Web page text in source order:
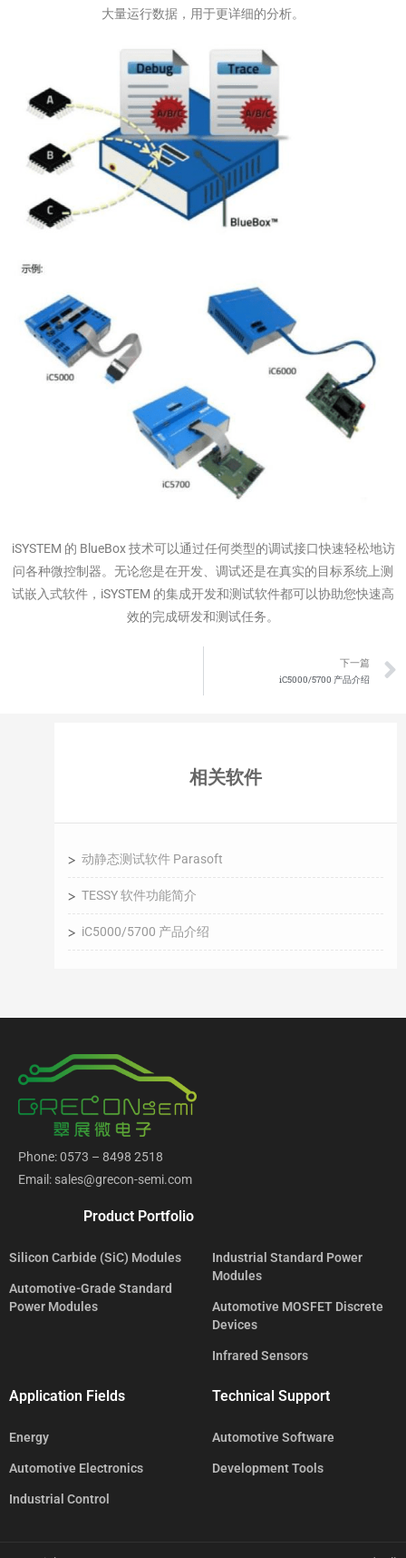
大量运行数据，用于更详细的分析。
iSYSTEM 的 BlueBox 技术可以通过任何类型的调试接口快速轻松地访
问各种微控制器。无论您是在开发、调试还是在真实的目标系统上测
试嵌入式软件，iSYSTEM 的集成开发和测试软件都可以协助您快速高
效的完成研发和测试任务。
下一篇
iC5000/5700 产品介绍
相关软件
动静态测试软件 Parasoft
TESSY 软件功能简介
iC5000/5700 产品介绍
Phone: 0573 – 8498 2518
Email: sales@grecon-semi.com
Product Portfolio
Silicon Carbide (SiC) Modules
Automotive-Grade Standard
Power Modules
Industrial Standard Power
Modules
Automotive MOSFET Discrete
Devices
Infrared Sensors
Application Fields
Energy
Automotive Electronics
Industrial Control
Technical Support
Automotive Software
Development Tools